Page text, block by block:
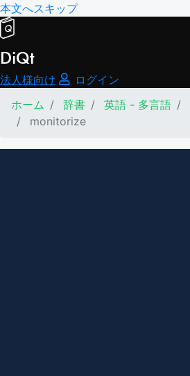
本文へスキップ
DiQt
法人様向け
ログイン
ホーム
辞書 英語 - 多言語
monitorize